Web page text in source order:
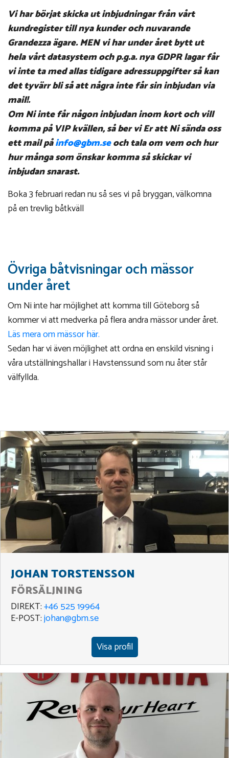
Vi har börjat skicka ut inbjudningar från vårt
kundregister till nya kunder och nuvarande
Grandezza ägare. MEN vi har under året bytt ut
hela vårt datasystem och p.g.a. nya GDPR lagar får
vi inte ta med allas tidigare adressuppgifter så kan
det tyvärr bli så att några inte får sin inbjudan via
mail!.
Om Ni inte får någon inbjudan inom kort och vill
komma på VIP kvällen, så ber vi Er att Ni sända oss
ett mail påinfo@gbm.seoch tala om vem och hur
hur många som önskar komma så skickar vi
inbjudan snarast.
Boka 3 februari redan nu så ses vi på bryggan, välkomna
på en trevlig båtkväll
Övriga båtvisningar och mässor
under året
Om Ni inte har möjlighet att komma till Göteborg så
kommer vi att medverka på flera andra mässor under året.
Läs mera om mässor här.
Sedan har vi även möjlighet att ordna en enskild visning i
våra utställningshallar i Havstenssund som nu åter står
välfyllda.
JOHAN TORSTENSSON
FÖRSÄLJNING
DIREKT:+46 525 19964
E-POST:johan@gbm.se
Visa profil